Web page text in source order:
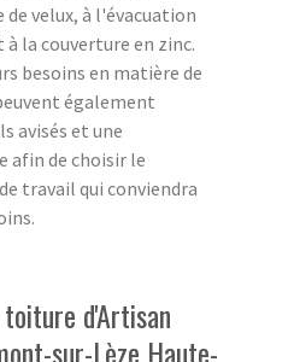
velux, à l'évacuation
à la couverture en zinc.
besoins en matière de
également
avisés et une
afin de choisir le
travail qui conviendra
d'Artisan
sur-Lèze Haute-